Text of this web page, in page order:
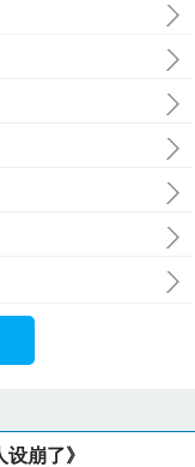
崩了》